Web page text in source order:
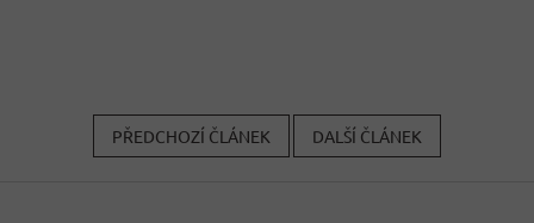
PŘEDCHOZÍ ČLÁNEK DALŠÍ ČLÁNEK